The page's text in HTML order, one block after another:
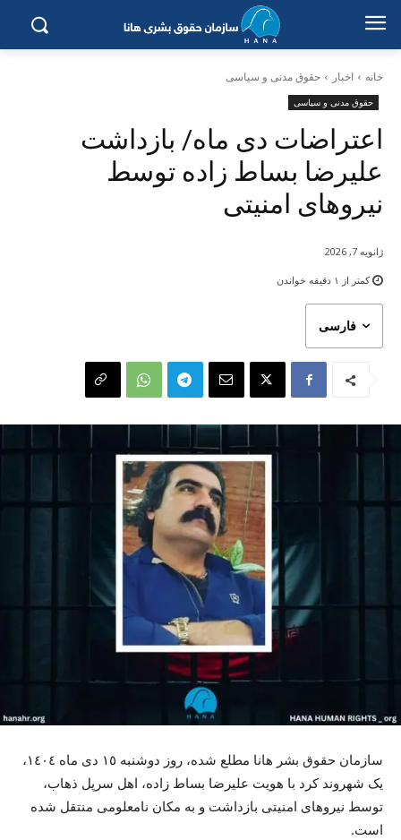
خانه اخبار حقوق مدنی و سیاسی
حقوق مدنی و سیاسی
اعتراضات دی ماە/ بازداشت
علیرضا بساط زادە توسط
نیروهای امنیتی
فارسی
کمتر از ۱ دقیقه خواندن
ژانویه 7, 2026
سازمان حقوق بشر هانا مطلع شدە، روز دوشنبە ١٥ دی ماە ١٤٠٤،
یک شهروند کرد با هویت علیرضا بساط زادە، اهل سرپل ذهاب،
توسط نیروهای امنیتی بازداشت و به مکان نامعلومی منتقل شدە
است.